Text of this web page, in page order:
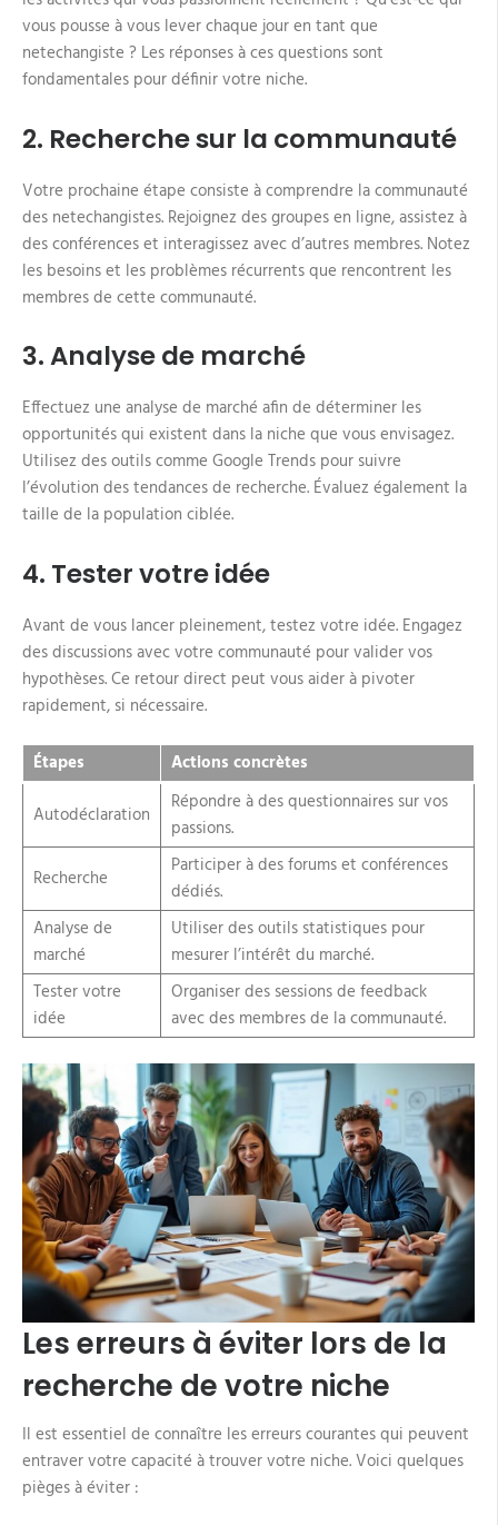
vous pousse à vous lever chaque jour en tant que
netechangiste ? Les réponses à ces questions sont
fondamentales pour définir votre niche.
2. Recherche sur la communauté
Votre prochaine étape consiste à comprendre la communauté
des netechangistes. Rejoignez des groupes en ligne, assistez à
des conférences et interagissez avec d’autres membres. Notez
les besoins et les problèmes récurrents que rencontrent les
membres de cette communauté.
3. Analyse de marché
Effectuez une analyse de marché afin de déterminer les
opportunités qui existent dans la niche que vous envisagez.
Utilisez des outils comme Google Trends pour suivre
l’évolution des tendances de recherche. Évaluez également la
taille de la population ciblée.
4. Tester votre idée
Avant de vous lancer pleinement, testez votre idée. Engagez
des discussions avec votre communauté pour valider vos
hypothèses. Ce retour direct peut vous aider à pivoter
rapidement, si nécessaire.
Étapes
Actions concrètes
Autodéclaration
Répondre à des questionnaires sur vos
passions.
Recherche
Participer à des forums et conférences
dédiés.
Analyse de
marché
Utiliser des outils statistiques pour
mesurer l’intérêt du marché.
Tester votre
idée
Organiser des sessions de feedback
avec des membres de la communauté.
Les erreurs à éviter lors de la
recherche de votre niche
Il est essentiel de connaître les erreurs courantes qui peuvent
entraver votre capacité à trouver votre niche. Voici quelques
pièges à éviter :